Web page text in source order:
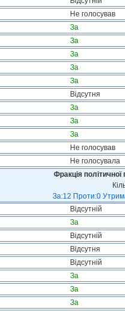
Не голосував
За
За
За
За
За
Відсутня
За
За
За
Не голосував
Не голосувала
Фракція
За:12 Проти:0
Відсутній
За
Відсутній
Відсутня
Відсутній
За
За
За